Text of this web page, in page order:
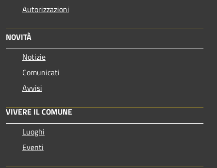
Autorizzazioni
NOVITÀ
Notizie
Comunicati
Avvisi
VIVERE IL COMUNE
Luoghi
Eventi